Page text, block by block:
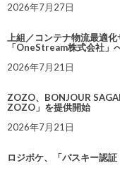
2026年7月27日
上組／コンテナ物流最適
「OneStream株式会社」
2026年7月21日
ZOZO、BONJOUR
ZOZO」を提供開始
2026年7月21日
ロジポケ、「パスキー認